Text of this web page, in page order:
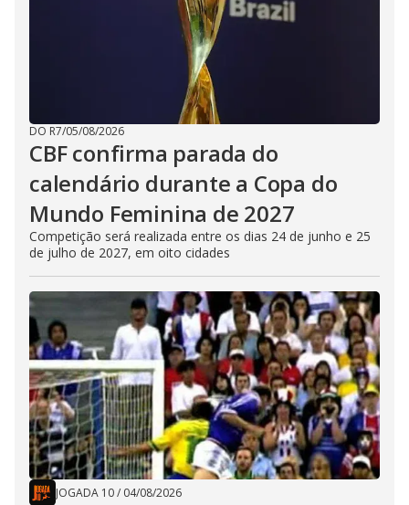
DO R7/05/08/2026
CBF confirma parada do
calendário durante a Copa do
Mundo Feminina de 2027
Competição será realizada entre os dias 24 de junho e 25
de julho de 2027, em oito cidades
JOGADA 10/ 04/08/2026